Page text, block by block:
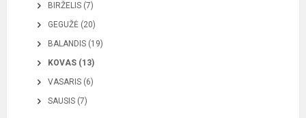
BIRŽELIS (7)
GEGUŽĖ (20)
BALANDIS (19)
KOVAS (13)
VASARIS (6)
SAUSIS (7)